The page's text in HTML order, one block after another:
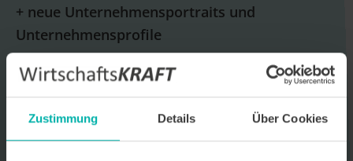
Zustimmung Details Über Cookies
+ neue Unternehmensportraits und
Unternehmensprofile
E-Mail *